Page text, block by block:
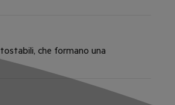
che formano una